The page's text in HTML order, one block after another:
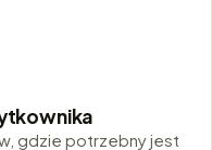
gdzie potrzebny jest